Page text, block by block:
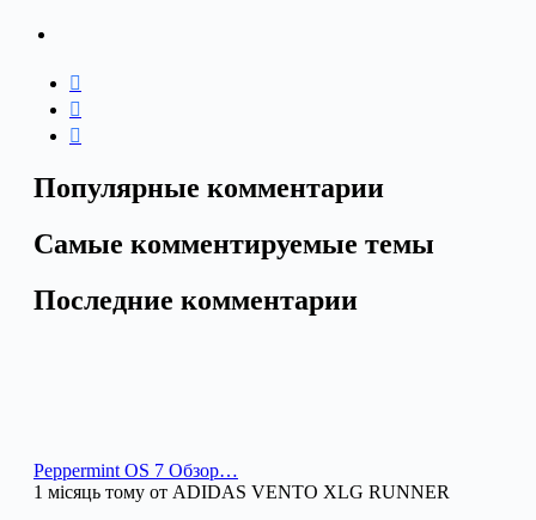
Популярные комментарии
Самые комментируемые темы
Последние комментарии
Peppermint OS 7 Обзор…
1 місяць тому от ADIDAS VENTO XLG RUNNER